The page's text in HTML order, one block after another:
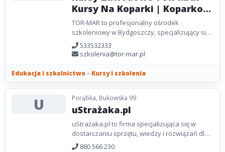
Kursy Na Koparki | Koparko
Ładowarki | Wózki Widłowe |
HDS Bydgoszcz
TOR-MAR to profesjonalny ośrodek
szkoleniowy w Bydgoszczy, specjalizujący się
w organizacji kursów zawodowych, takich jak
kurs HDS, kurs...
533532333
szkolenia@tor-mar.pl
Edukacja i szkolnictwo» Kursy i szkolenia
U Porąbka, Bukowska 99
uStrażaka.pl
uStrażaka.pl to firma specjalizująca się w
dostarczaniu sprzętu, wiedzy i rozwiązań dla
służb oraz instytucji odpowiedzialnych za
880 566 230